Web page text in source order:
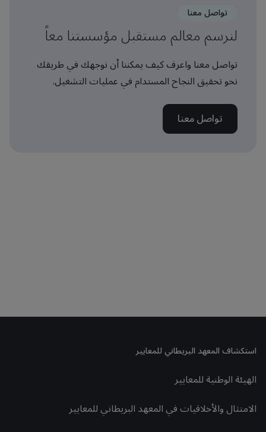
تواصل معنا
لنرسم معالم مستقبل مؤسستنا معاً
تواصل معنا واعرف كيف يمكننا أن نوجهك في طريقك
نحو تحقيق النجاح المستدام في عمليات التشغيل.
تواصل معنا
استكشاف المعهد البريطاني للمعايير
الهيئة الوطنية للمعايير
الامتثال والأخلاقيات في المعهد البريطاني للمعايير